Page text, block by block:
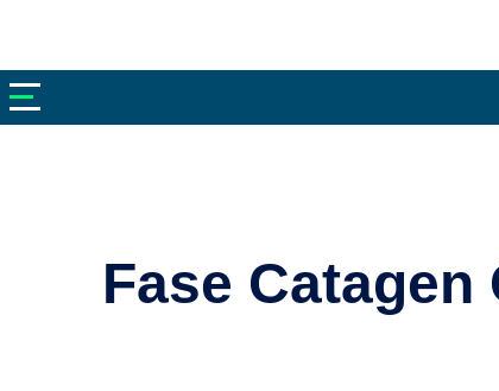
Fase
Bellezza
Dimagrire